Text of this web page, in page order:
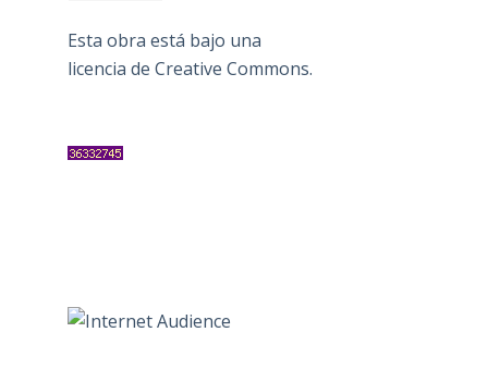
Esta obra está bajo una
licencia de Creative Commons.